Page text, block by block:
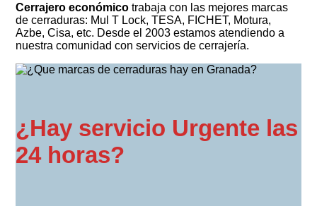
Cerrajero económicotrabaja con las mejores marcas
de cerraduras: Mul T Lock, TESA, FICHET, Motura,
Azbe, Cisa, etc. Desde el 2003 estamos atendiendo a
nuestra comunidad con servicios de cerrajería.
¿Hay servicio Urgente las
24 horas?